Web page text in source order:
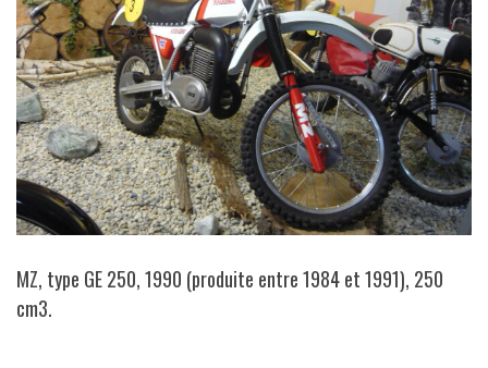
MZ, type GE 250, 1990 (produite entre 1984 et 1991), 250
cm3.